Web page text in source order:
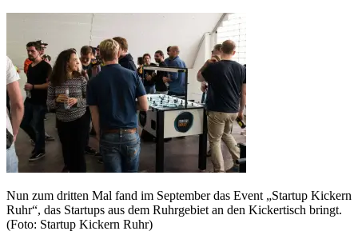
Nun zum dritten Mal fand im September das Event „Startup Kickern
Ruhr“, das Startups aus dem Ruhrgebiet an den Kickertisch bringt.
(Foto: Startup Kickern Ruhr)